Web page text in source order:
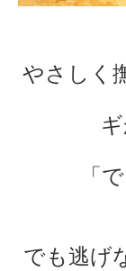
やさしく
「
でも逃げ